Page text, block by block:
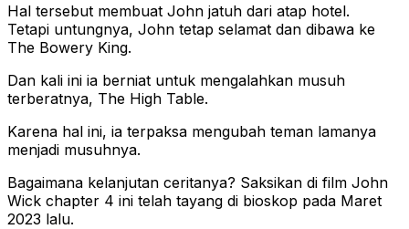
Hal tersebut membuat John jatuh dari atap hotel.
Tetapi untungnya, John tetap selamat dan dibawa ke
The Bowery King.
Dan kali ini ia berniat untuk mengalahkan musuh
terberatnya, The High Table.
Karena hal ini, ia terpaksa mengubah teman lamanya
menjadi musuhnya.
Bagaimana kelanjutan ceritanya? Saksikan di film John
Wick chapter 4 ini telah tayang di bioskop pada Maret
2023 lalu.